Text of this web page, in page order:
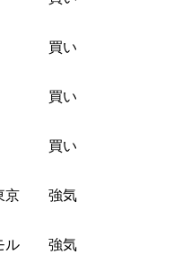
買い
買い
買い
京 強気
ル 強気